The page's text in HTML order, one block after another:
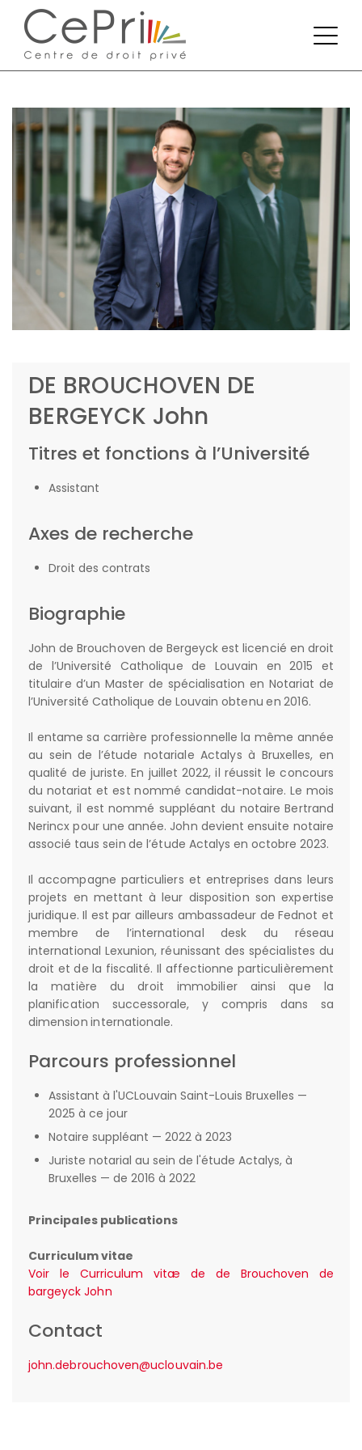
DE BROUCHOVEN DE
BERGEYCK John
Titres et fonctions à l’Université
Assistant
Axes de recherche
Droit des contrats
Biographie
John de Brouchoven de Bergeyck est licencié en droit
de l’Université Catholique de Louvain en 2015 et
titulaire d’un Master de spécialisation en Notariat de
l’Université Catholique de Louvain obtenu en 2016.
Il entame sa carrière professionnelle la même année
au sein de l’étude notariale Actalys à Bruxelles, en
qualité de juriste. En juillet 2022, il réussit le concours
du notariat et est nommé candidat-notaire. Le mois
suivant, il est nommé suppléant du notaire Bertrand
Nerincx pour une année. John devient ensuite notaire
associé taus sein de l’étude Actalys en octobre 2023.
Il accompagne particuliers et entreprises dans leurs
projets en mettant à leur disposition son expertise
juridique. Il est par ailleurs ambassadeur de Fednot et
membre de l’international desk du réseau
international Lexunion, réunissant des spécialistes du
droit et de la fiscalité. Il affectionne particulièrement
la matière du droit immobilier ainsi que la
planification successorale, y compris dans sa
dimension internationale.
Parcours professionnel
Assistant à l'UCLouvain Saint-Louis Bruxelles —
2025 à ce jour
Notaire suppléant — 2022 à 2023
Juriste notarial au sein de l'étude Actalys, à
Bruxelles — de 2016 à 2022
Principales publications
Curriculum vitae
Voir le Curriculum vitæ de de Brouchoven de
bargeyck John
Contact
john.debrouchoven@uclouvain.be